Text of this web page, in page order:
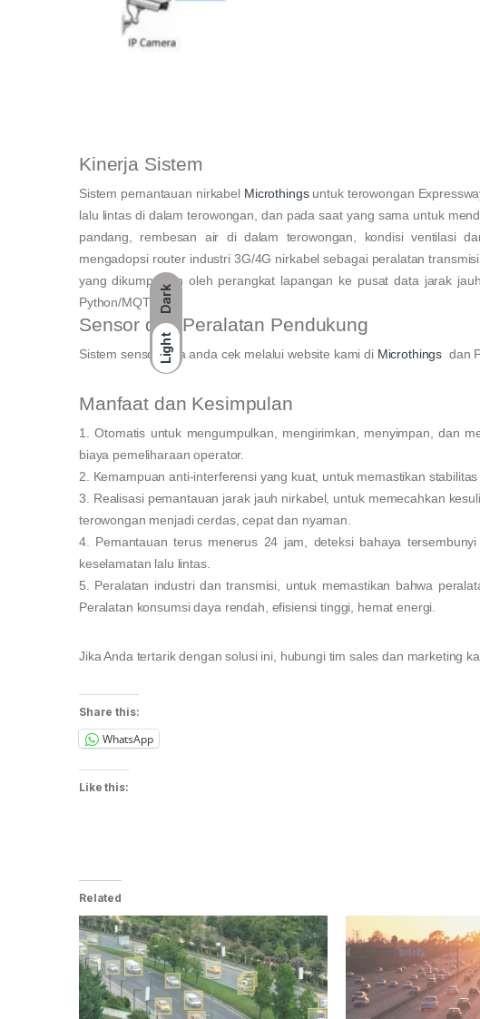
Dark
Light
Kinerja Sistem
Sistem pemantauan nirkabel Microthingsuntuk terowongan
lalu lintas di dalam terowongan, dan pada saat yang sama untuk
pandang, rembesan air di dalam terowongan, kondisi ventilasi
mengadopsi router industri 3G/4G nirkabel sebagai peralatan
yang dikumpulkan oleh perangkat lapangan ke pusat data jarak
Python/MQTT.
Sensor dan Peralatan Pendukung
Sistem sensor bisa anda cek melalui website kami di Microthings dan
Manfaat dan Kesimpulan
1. Otomatis untuk mengumpulkan, mengirimkan, menyimpan, dan
biaya pemeliharaan operator.
2. Kemampuan anti-interferensi yang kuat, untuk memastikan
3. Realisasi pemantauan jarak jauh nirkabel, untuk memecahkan
terowongan menjadi cerdas, cepat dan nyaman.
4. Pemantauan terus menerus 24 jam, deteksi bahaya
keselamatan lalu lintas.
5. Peralatan industri dan transmisi, untuk memastikan bahwa
Peralatan konsumsi daya rendah, efisiensi tinggi, hemat energi.
Jika Anda tertarik dengan solusi ini, hubungi tim sales dan marketing
Share this:
WhatsApp
Like this:
Related